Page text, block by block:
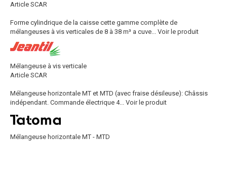
Article SCAR
Forme cylindrique de la caisse cette gamme complète de
mélangeuses à vis verticales de 8 à 38 m³ a cuve... Voir le produit
Mélangeuse à vis verticale
Article SCAR
Mélangeuse horizontale MT et MTD (avec fraise désileuse): Châssis
indépendant. Commande électrique 4... Voir le produit
Mélangeuse horizontale MT - MTD